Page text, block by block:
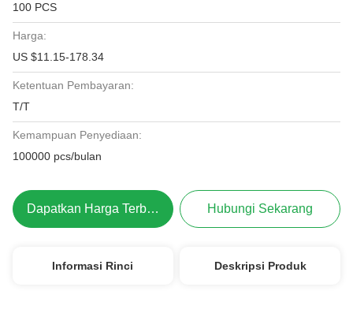
100 PCS
Harga:
US $11.15-178.34
Ketentuan Pembayaran:
T/T
Kemampuan Penyediaan:
100000 pcs/bulan
Dapatkan Harga Terbaik Hubungi Sekarang
Informasi Rinci Deskripsi Produk